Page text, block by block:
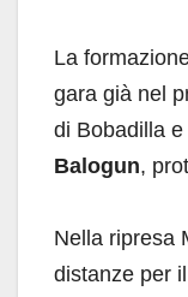
La
gara già nel
di Bobadilla
Balogun,
Nella ripresa
distanze per